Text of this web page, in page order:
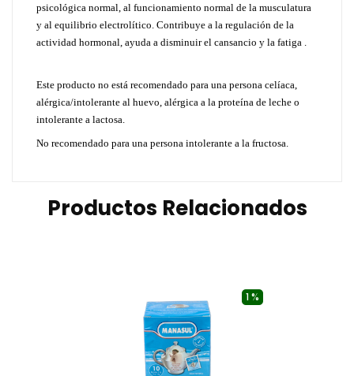
psicológica normal, al funcionamiento normal de la musculatura
y al equilibrio electrolítico. Contribuye a la regulación de la
actividad hormonal, ayuda a disminuir el cansancio y la fatiga .
Este producto no está recomendado para una persona celíaca,
alérgica/intolerante al huevo, alérgica a la proteína de leche o
intolerante a lactosa.
No recomendado para una persona intolerante a la fructosa.
Productos Relacionados
1 %